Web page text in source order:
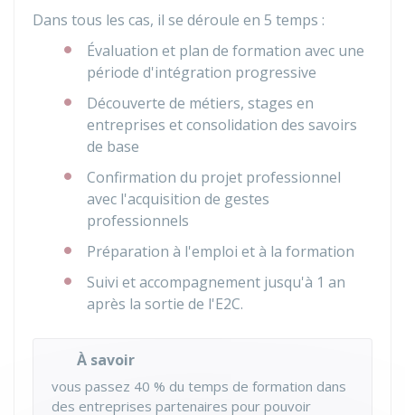
Dans tous les cas, il se déroule en 5 temps :
Évaluation et plan de formation avec une
période d'intégration progressive
Découverte de métiers, stages en
entreprises et consolidation des savoirs
de base
Confirmation du projet professionnel
avec l'acquisition de gestes
professionnels
Préparation à l'emploi et à la formation
Suivi et accompagnement jusqu'à 1 an
après la sortie de l'E2C.
À savoir
vous passez 40 % du temps de formation dans
des entreprises partenaires pour pouvoir